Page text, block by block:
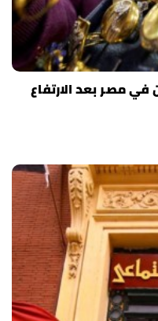
الآن في مصر بعد الارتفاع